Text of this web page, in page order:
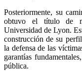
Posteriormente, su
obtuvo el título de
Universidad de Lyon.
construcción de su
la defensa de las
garantías
pública.